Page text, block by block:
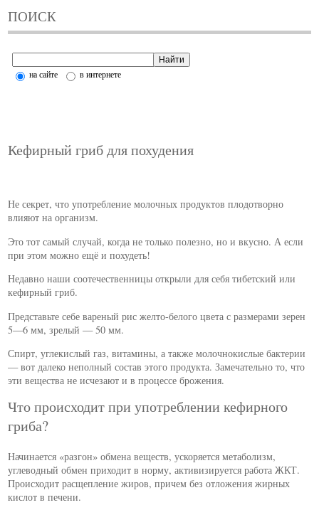
ПОИСК
на сайте в интернете
Кефирный гриб для похудения
Не секрет, что употребление молочных продуктов плодотворно
влияют на организм.
Это тот самый случай, когда не только полезно, но и вкусно. А если
при этом можно ещё и похудеть!
Недавно наши соотечественницы открыли для себя тибетский или
кефирный гриб.
Представьте себе вареный рис желто-белого цвета с размерами зерен
5—6 мм, зрелый — 50 мм.
Спирт, углекислый газ, витамины, а также молочнокислые бактерии
— вот далеко неполный состав этого продукта. Замечательно то, что
эти вещества не исчезают и в процессе брожения.
Что происходит при употреблении кефирного
гриба?
Начинается «разгон» обмена веществ, ускоряется метаболизм,
углеводный обмен приходит в норму, активизируется работа ЖКТ.
Происходит расщепление жиров, причем без отложения жирных
кислот в печени.